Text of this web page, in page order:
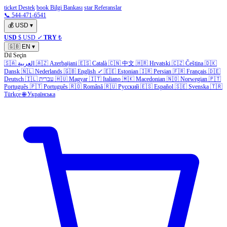
ticket Destek book Bilgi Bankası star Referanslar
📞 544-471-6541
💰 USD ▾
USD $ USD ✓ TRY ₺
🇬🇧 EN ▾
Dil Seçin
🇸🇦 العربية 🇦🇿 Azerbaijani 🇪🇸 Català 🇨🇳 中文 🇭🇷 Hrvatski 🇨🇿 Čeština 🇩🇰
Dansk 🇳🇱 Nederlands 🇬🇧 English ✓ 🇪🇪 Estonian 🇮🇷 Persian 🇫🇷 Français 🇩🇪
Deutsch 🇮🇱 עברית 🇭🇺 Magyar 🇮🇹 Italiano 🇲🇰 Macedonian 🇳🇴 Norwegian 🇵🇹
Português 🇵🇹 Português 🇷🇴 Română 🇷🇺 Русский 🇪🇸 Español 🇸🇪 Svenska 🇹🇷
Türkçe 🌐 Українська